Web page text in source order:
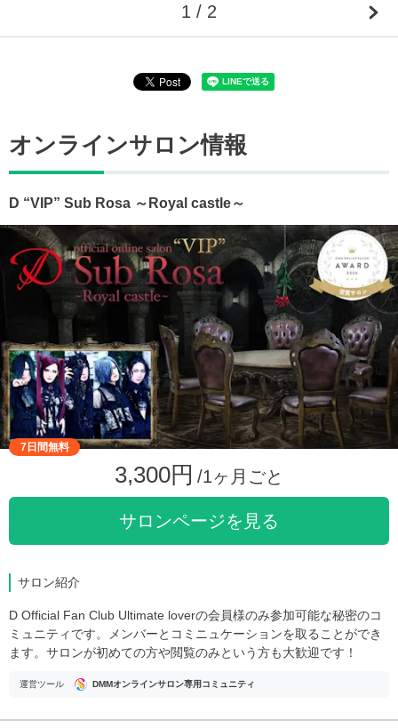
1 / 2
オンラインサロン情報
D “VIP” Sub Rosa ～Royal castle～
7日間無料
3,300円 /1ヶ月ごと
サロンページを見る
サロン紹介
D Official Fan Club Ultimate loverの会員様のみ参加可能な秘密のコ
ミュニティです。メンバーとコミニュケーションを取ることができ
ます。サロンが初めての方や閲覧のみという方も大歓迎です！
運営ツール DMMオンラインサロン専用コミュニティ